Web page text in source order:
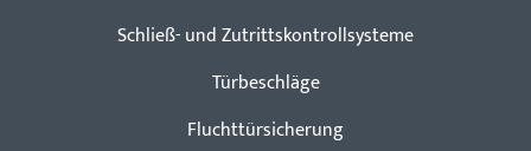
Schließ- und Zutrittskontrollsysteme
Türbeschläge
Fluchttürsicherung